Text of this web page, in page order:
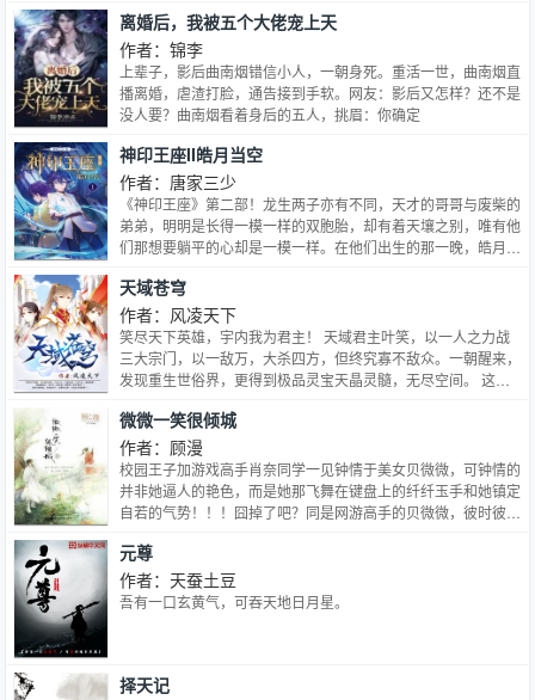
邮寄刀片，砍下手脚，换上义肢！ 绝对值呢？当然是绝对颜值
了，带在身上轻松变成天下第一帅！ 斗气化马，只要和别人斗
气，怒气值越高，化出来的马就越强，跑的越快，所以斗帝的
马，追不上斗者，因为他们喜怒不形于色。 改定义，定真理，
以学渣的眼光定义学霸世界。 且看一个学渣，如何逆袭，成为
离婚后，我被五个大佬宠上天
作者：锦李
上辈子，影后曲南烟错信小人，一朝身死。重活一世，曲南烟直
播离婚，虐渣打脸，通告接到手软。网友：影后又怎样？还不是
没人要？曲南烟看着身后的五人，挑眉：你确定
神印王座II皓月当空
作者：唐家三少
《神印王座》第二部！龙生两子亦有不同，天才的哥哥与废柴的
弟弟，明明是长得一模一样的双胞胎，却有着天壤之别，唯有他
们那想要躺平的心却是一模一样。在他们出生的那一晚，皓月当
天域苍穹
作者：风凌天下
笑尽天下英雄，宇内我为君主！ 天域君主叶笑，以一人之力战
三大宗门，以一敌万，大杀四方，但终究寡不敌众。一朝醒来，
发现重生世俗界，更得到极品灵宝天晶灵髓，无尽空间。 这一
意恩仇，笑尽天下英雄。 万水千山，以我为尊；八荒六合，唯
我称雄！ 诸君与我并肩，征战这天域苍穹！…
微微一笑很倾城
作者：顾漫
校园王子加游戏高手肖奈同学一见钟情于美女贝微微，可钟情的
并非她逼人的艳色，而是她那飞舞在键盘上的纤纤玉手和她镇定
自若的气势！！！囧掉了吧？同是网游高手的贝微微，彼时彼刻
辉煌战役，完全没意识到爱神小天使近在己侧……随后，篮球游
泳全能优等生与游戏公司老板等身份的肖奈大神开始了网上网下
全方位地捕猎美人心…… 于是，一场爱情，就在一朵花开的时
元尊
作者：天蚕土豆
吾有一口玄黄气，可吞天地日月星。
择天记